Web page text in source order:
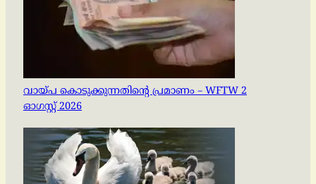
വായ്പ കൊടുക്കുന്നതിന്റെ പ്രമാണം – WFTW 2
ഓഗസ്റ്റ് 2026